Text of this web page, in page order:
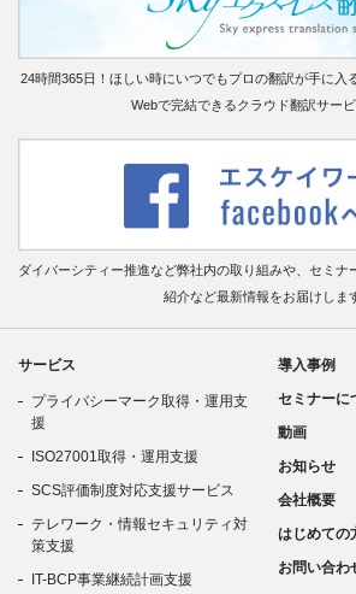
24時間365日！ほしい時にいつでもプロの翻訳が手に入
Webで完結できるクラウド翻訳サービ
ダイバーシティー推進など弊社内の取り組みや、セミナ
紹介など最新情報をお届けしま
サービス
プライバシーマーク取得・運用支
援
ISO27001取得・運用支援
SCS評価制度対応支援サービス
テレワーク・情報セキュリティ対
策支援
IT-BCP事業継続計画支援
導入事例
セミナーに
動画
お知らせ
会社概要
はじめての
お問い合わ